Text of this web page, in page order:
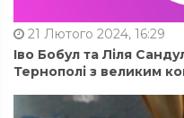
21 Лютого 2024, 16:29
Іво Бобул та Ліля
Тернополі з великим